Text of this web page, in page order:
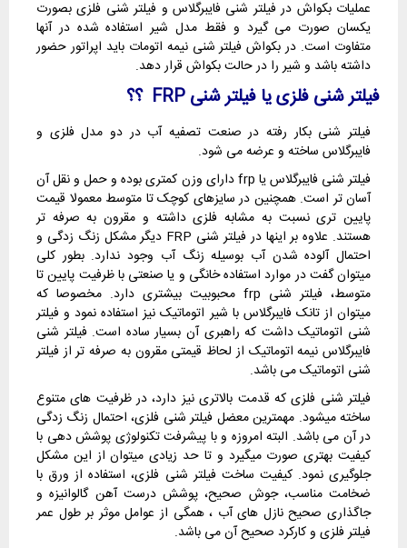
عملیات بکواش در فیلتر شنی فایبرگلاس و فیلتر شنی فلزی بصورت
یکسان صورت می گیرد و فقط مدل شیر استفاده شده در آنها
متفاوت است. در بکواش فیلتر شنی نیمه اتومات باید اپراتور حضور
داشته باشد و شیر را در حالت بکواش قرار دهد.
فیلتر شنی فلزی یا فیلتر شنیFRP ؟؟
فیلتر شنی بکار رفته در صنعت تصفیه آب در دو مدل فلزی و
فایبرگلاس ساخته و عرضه می شود.
فیلتر شنی فایبرگلاس یا frp دارای وزن کمتری بوده و حمل و نقل آن
آسان تر است. همچنین در سایزهای کوچک تا متوسط معمولا قیمت
پایین تری نسبت به مشابه فلزی داشته و مقرون به صرفه تر
هستند. علاوه بر اینها در فیلتر شنی FRP دیگر مشکل زنگ زدگی و
احتمال آلوده شدن آب بوسیله زنگ آب وجود ندارد. بطور کلی
میتوان گفت در موارد استفاده خانگی و یا صنعتی با ظرفیت پایین تا
متوسط، فیلتر شنی frp محبوبیت بیشتری دارد. مخصوصا که
میتوان از تانک فایبرگلاس با شیر اتوماتیک نیز استفاده نمود و فیلتر
شنی اتوماتیک داشت که راهبری آن بسیار ساده است. فیلتر شنی
فایبرگلاس نیمه اتوماتیک از لحاظ قیمتی مقرون به صرفه تر از فیلتر
شنی اتوماتیک می باشد.
فیلتر شنی فلزی که قدمت بالاتری نیز دارد، در ظرفیت های متنوع
ساخته میشود. مهمترین معضل فیلتر شنی فلزی، احتمال زنگ زدگی
در آن می باشد. البته امروزه و با پیشرفت تکنولوژی پوشش دهی با
کیفیت بهتری صورت میگیرد و تا حد زیادی میتوان از این مشکل
جلوگیری نمود. کیفیت ساخت فیلتر شنی فلزی، استفاده از ورق با
ضخامت مناسب، جوش صحیح، پوشش درست آهن گالوانیزه و
جاگذاری صحیح نازل های آب ، همگی از عوامل موثر بر طول عمر
فیلتر فلزی و کارکرد صحیح آن می باشد.